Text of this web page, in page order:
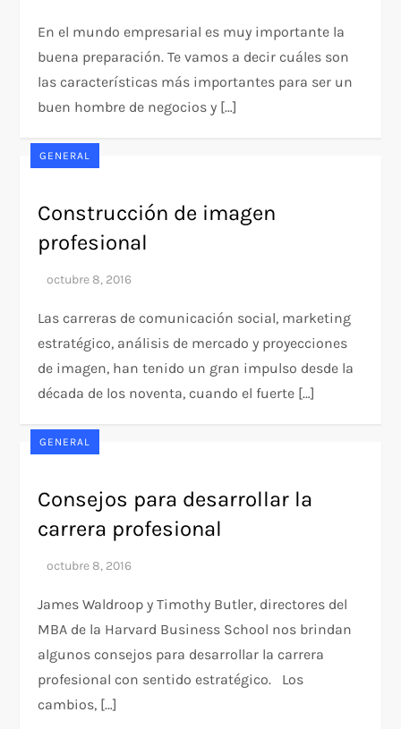
En el mundo empresarial es muy importante la
buena preparación. Te vamos a decir cuáles son
las características más importantes para ser un
buen hombre de negocios y […]
GENERAL
Construcción de imagen
profesional
Las carreras de comunicación social, marketing
estratégico, análisis de mercado y proyecciones
de imagen, han tenido un gran impulso desde la
década de los noventa, cuando el fuerte […]
GENERAL
Consejos para desarrollar la
carrera profesional
James Waldroop y Timothy Butler, directores del
MBA de la Harvard Business School nos brindan
algunos consejos para desarrollar la carrera
profesional con sentido estratégico. Los
cambios, […]